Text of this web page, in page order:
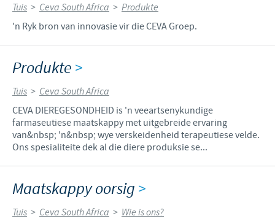
Tuis > Ceva South Africa > Produkte
'n Ryk bron van innovasie vir die CEVA Groep.
Produkte >
Tuis > Ceva South Africa
CEVA DIEREGESONDHEID is 'n veeartsenykundige
farmaseutiese maatskappy met uitgebreide ervaring
van&nbsp; 'n&nbsp; wye verskeidenheid terapeutiese velde.
Ons spesialiteite dek al die diere produksie se...
Maatskappy oorsig >
Tuis > Ceva South Africa > Wie is ons?